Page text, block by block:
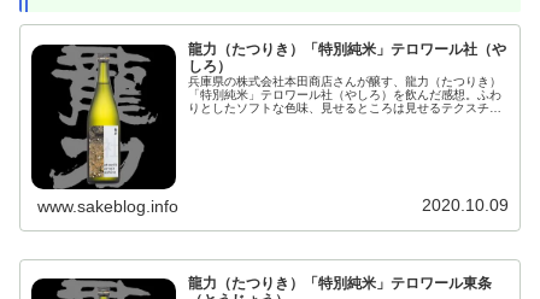
龍力（たつりき）「特別純米」テロワール社（や
しろ）
兵庫県の株式会社本田商店さんが醸す、龍力（たつりき）
「特別純米」テロワール社（やしろ）を飲んだ感想。ふわ
りとしたソフトな色味、見せるところは見せるテクスチャ
www.sakeblog.info 2020.10.09
龍力（たつりき）「特別純米」テロワール東条